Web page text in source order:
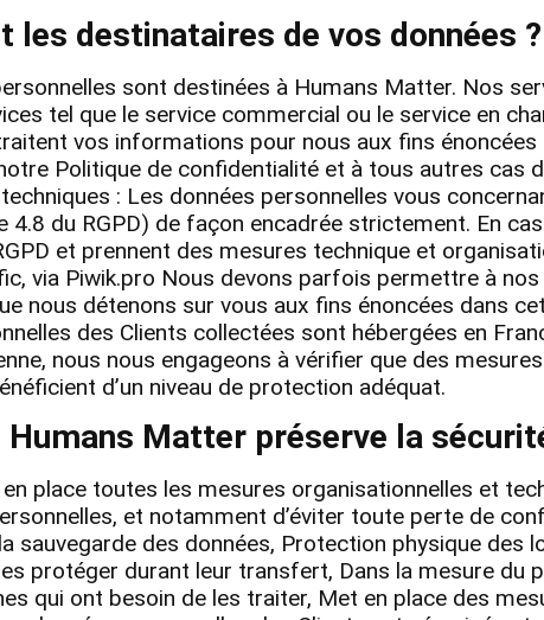
les destinataires de vos données ?
sont destinées à Humans Matter. Nos
tel que le service commercial ou le service en
vos informations pour nous aux fins
Politique de confidentialité et à tous autres cas
: Les données personnelles vous
4.8 du RGPD) de façon encadrée strictement. En
et prennent des mesures technique et
via Piwik.pro Nous devons parfois permettre à
nous détenons sur vous aux fins énoncées dans
des Clients collectées sont hébergées en
nous nous engageons à vérifier que des
d’un niveau de protection adéquat.
Matter préserve la
place toutes les mesures organisationnelles et
et notamment d’éviter toute perte de
sauvegarde des données, Protection physique des
protéger durant leur transfert, Dans la mesure du
qui ont besoin de les traiter, Met en place des